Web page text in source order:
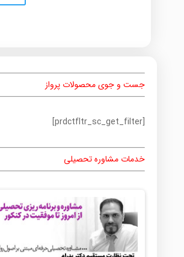
جست و جوی محصولات پرواز
[prdctfltr_sc_get_filter]
خدمات مشاوره تحصیلی